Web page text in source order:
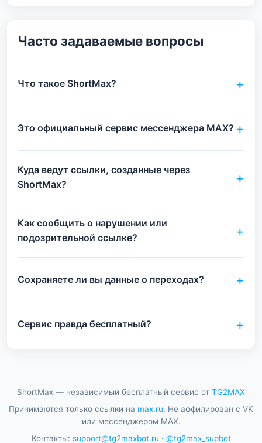
Часто задаваемые вопросы
Что такое ShortMax?
Это официальный сервис мессенджера MAX?
Куда ведут ссылки, созданные через
ShortMax?
Как сообщить о нарушении или
подозрительной ссылке?
Сохраняете ли вы данные о переходах?
Сервис правда бесплатный?
ShortMax — независимый бесплатный сервис от TG2MAX
Принимаются только ссылки на max.ru. Не аффилирован с VK
или мессенджером MAX.
Контакты: support@tg2maxbot.ru · @tg2max_supbot